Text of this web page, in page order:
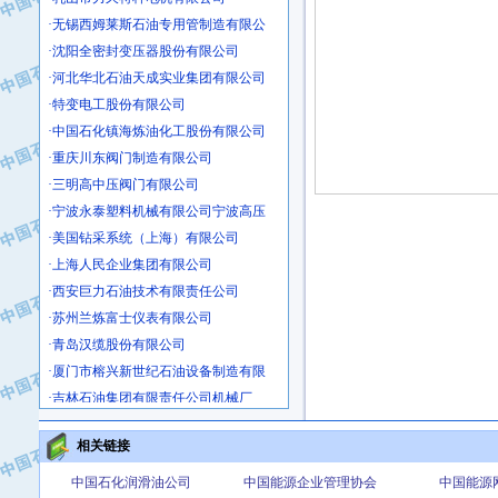
·无锡西姆莱斯石油专用管制造有限公
·沈阳全密封变压器股份有限公司
·河北华北石油天成实业集团有限公司
·特变电工股份有限公司
·中国石化镇海炼油化工股份有限公司
·重庆川东阀门制造有限公司
·三明高中压阀门有限公司
·宁波永泰塑料机械有限公司宁波高压
·美国钻采系统（上海）有限公司
·上海人民企业集团有限公司
·西安巨力石油技术有限责任公司
·苏州兰炼富士仪表有限公司
·青岛汉缆股份有限公司
·厦门市榕兴新世纪石油设备制造有限
·吉林石油集团有限责任公司机械厂
·大港油田集团中成机械制造有限公司
·承德司达石油装备开发公司
·大港油田集团中成机械制造有限公司
·四川明星电缆有限公司
相关链接
中国石化润滑油公司 中国能源企业管理协会
中国能源